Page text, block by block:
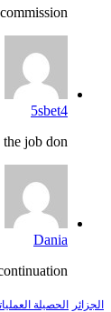
5sbet4
job don...
Dania
الجزائر الحصيلة